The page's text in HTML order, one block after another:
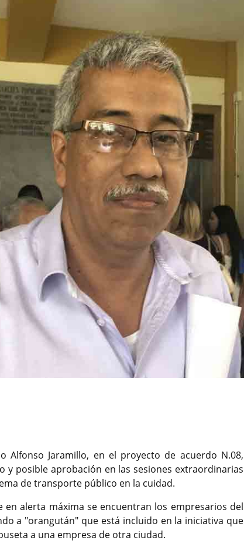
Alfonso Jaramillo, en el proyecto de acuerdo N.08,
y posible aprobación en las sesiones extraordinarias
de transporte público en la cuidad.
alerta máxima se encuentran los empresarios del
a "orangután" que está incluido en la iniciativa que
a una empresa de otra ciudad.